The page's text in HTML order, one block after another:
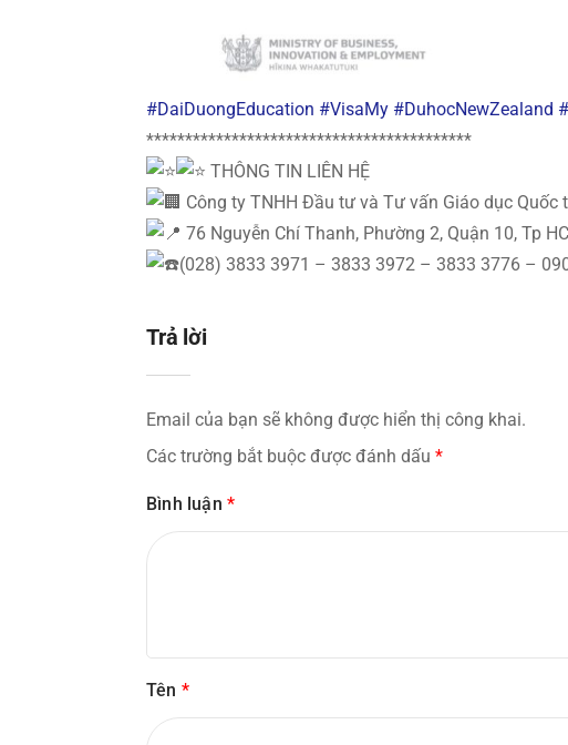
#DaiDuongEducation #VisaMy #DuhocNewZealand
******************************************
THÔNG TIN LIÊN HỆ
Công ty TNHH Đầu tư và Tư vấn Giáo dục Quốc
76 Nguyễn Chí Thanh, Phường 2, Quận 10, Tp
(028) 3833 3971 – 3833 3972 – 3833 3776 –
Trả lời
Email của bạn sẽ không được hiển thị công khai.
Các trường bắt buộc được đánh dấu *
Bình luận *
Tên *